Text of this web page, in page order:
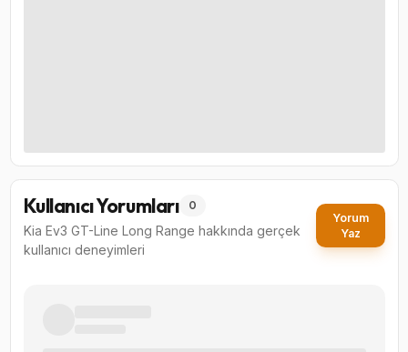
Kullanıcı Yorumları 0
Kia Ev3 GT-Line Long Range hakkında gerçek
kullanıcı deneyimleri
Yorum
Yaz